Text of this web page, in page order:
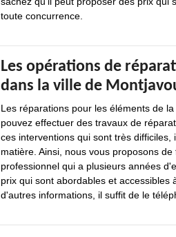
toute concurrence.
Les opérations de
dans la ville de
Les réparations pour les éléments de
pouvez effectuer des travaux de
ces interventions qui sont très
matière. Ainsi, nous vous proposons
professionnel qui a plusieurs années
prix qui sont abordables et accessibles
d'autres informations, il suffit de le